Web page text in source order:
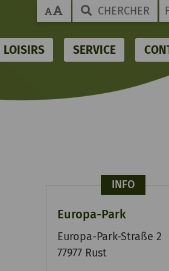
CHERCHER
LOISIRS SERVICE
INFO
Europa-Park
Europa-Park-Straße 2
77977 Rust